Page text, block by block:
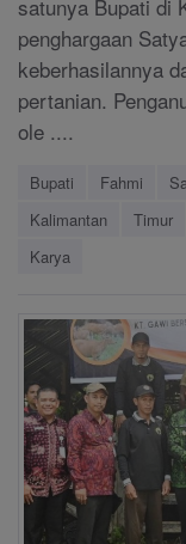
satunya Bupati di
penghargaan
keberhasilannya
pertanian.
ole ....
Bupati Fahmi
Kalimantan
Timur
Karya